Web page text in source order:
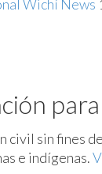
Wichí News
civil sin fines
e indígenas.